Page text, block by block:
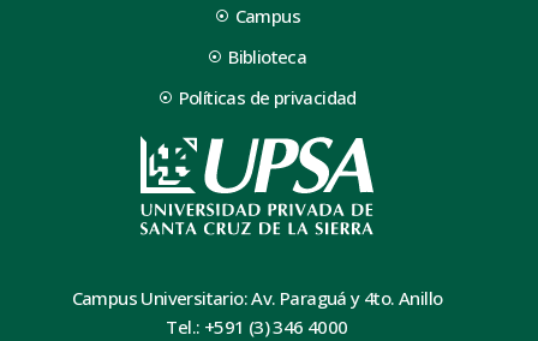
Campus
Biblioteca
Políticas de privacidad
Campus Universitario: Av. Paraguá y 4to. Anillo
Tel.: +591 (3) 346 4000